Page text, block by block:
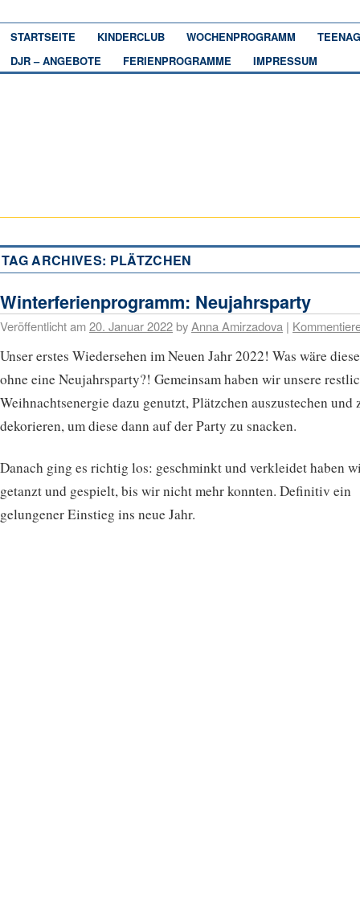
STARTSEITE KINDERCLUB WOCHENPROGRAMM
DJR – ANGEBOTE
FERIENPROGRAMME IMPRESSUM
TAG ARCHIVES: PLÄTZCHEN
Winterferienprogramm: Neujahrsparty
Veröffentlicht am20. Januar 2022byAnna Amirzadova |
Unser erstes Wiedersehen im Neuen Jahr 2022! Was wäre
ohne eine Neujahrsparty?! Gemeinsam haben wir unsere
Weihnachtsenergie dazu genutzt, Plätzchen auszustechen und
dekorieren, um diese dann auf der Party zu snacken.
Danach ging es richtig los: geschminkt und verkleidet haben
getanzt und gespielt, bis wir nicht mehr konnten. Definitiv ein
gelungener Einstieg ins neue Jahr.